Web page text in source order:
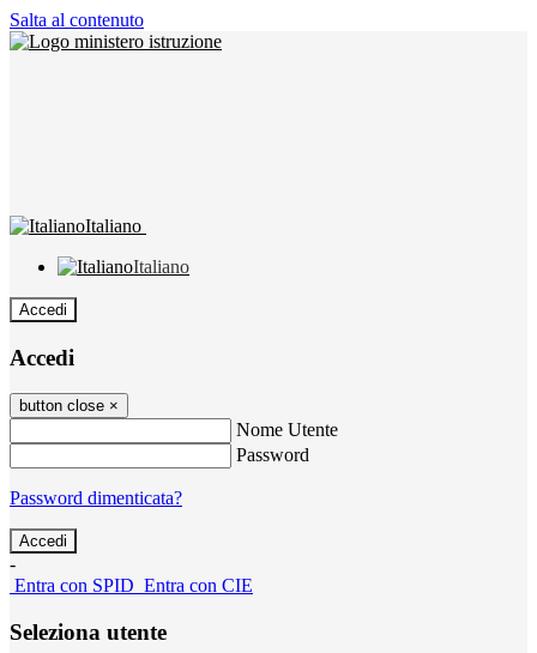
Salta al contenuto
Italiano
Italiano
Accedi
Accedi
button close ×
Nome Utente
Password
Password dimenticata?
-
Entra con SPID Entra con CIE
Seleziona utente